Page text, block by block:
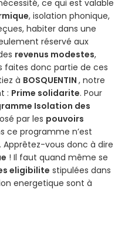
ce qui est valable
, isolation phonique,
habiter dans une
réservé aux
revenus modestes,
faites donc partie de ces
à BOSQUENTIN , notre
: Prime solidarite. Pour
Isolation des
par les pouvoirs
ce programme n’est
. Apprêtez-vous donc à dire
! Il faut quand même se
eligibilite stipulées dans
energetique sont à